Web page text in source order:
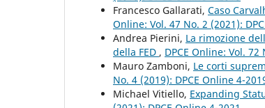
Francesco Gallarati, Caso
Online: Vol. 47 No. 2 (2021):
Andrea Pierini, La rimozione
della FED , DPCE Online: Vol.
Mauro Zamboni, Le corti
No. 4 (2019): DPCE Online 4-
Michael Vitiello, Expanding